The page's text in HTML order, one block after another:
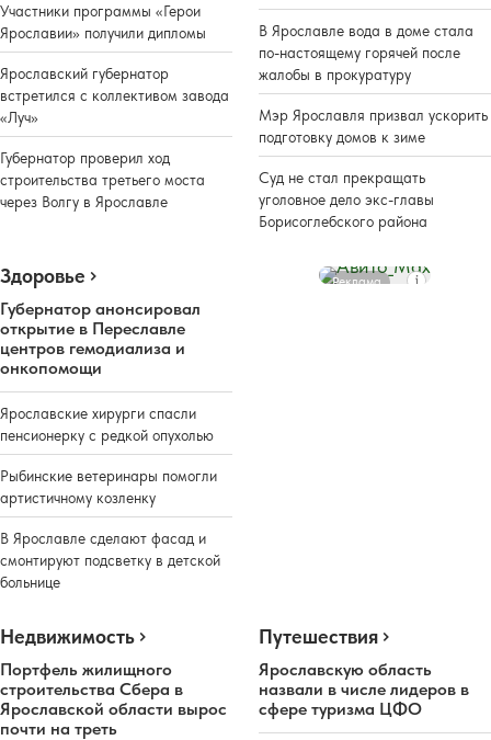
Участники программы «Герои
Ярославии» получили дипломы
Ярославский губернатор
встретился с коллективом завода
«Луч»
Губернатор проверил ход
строительства третьего моста
через Волгу в Ярославле
В Ярославле вода в доме стала
по-настоящему горячей после
жалобы в прокуратуру
Мэр Ярославля призвал ускорить
подготовку домов к зиме
Суд не стал прекращать
уголовное дело экс-главы
Борисоглебского района
Здоровье
Губернатор анонсировал
открытие в Переславле
центров гемодиализа и
онкопомощи
Ярославские хирурги спасли
пенсионерку с редкой опухолью
Рыбинские ветеринары помогли
артистичному козленку
В Ярославле сделают фасад и
смонтируют подсветку в детской
больнице
Реклама
Недвижимость
Портфель жилищного
строительства Сбера в
Ярославской области вырос
почти на треть
Путешествия
Ярославскую область
назвали в числе лидеров в
сфере туризма ЦФО